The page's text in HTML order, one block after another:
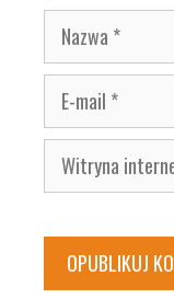
Nazwa
E-
mail
Witryna
internetowa